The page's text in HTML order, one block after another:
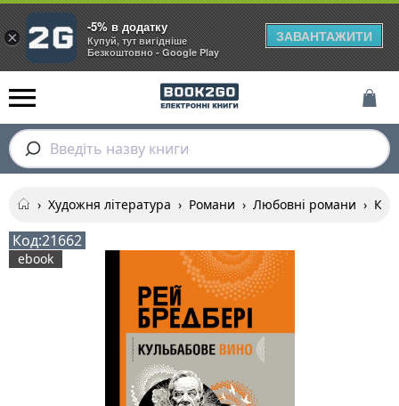
Введіть назву книги
› Художня література › Романи › Любовні романи ›
Код:21662
ebook
×
-5% в додатку
Купуй, тут вигідніше
Безкоштовно - Google Play
ЗАВАНТАЖИТИ